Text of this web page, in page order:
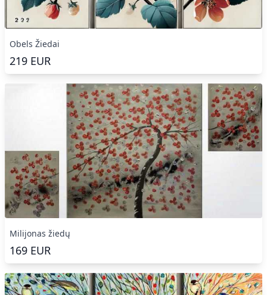
Obels Žiedai
219 EUR
Milijonas žiedų
169 EUR